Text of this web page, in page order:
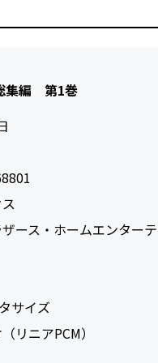
集編 第1巻
ース・ホームエンター
サイズ
リニアPCM）